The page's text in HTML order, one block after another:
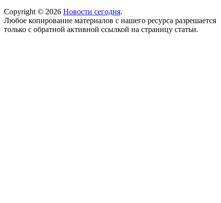
Copyright © 2026 Новости сегодня.
Любое копирование материалов с нашего ресурса разрешается
только с обратной активной ссылкой на страницу статьи.